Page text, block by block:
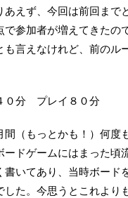
えず、今回は前回まで
で参加者が増えてきたの
言えなけれど、前のル
分 プレイ８０分
（もっとかも！）何度
ドゲームにはまった頃
いてあり、当時ボード
した。今思うとこれより